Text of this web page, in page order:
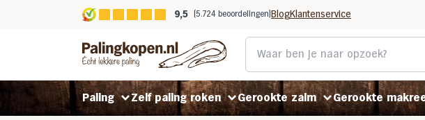
9,5 (5.724 beoordelingen) BlogKlantenservice
Paling Zelf paling roken Gerookte zalm Gerookte